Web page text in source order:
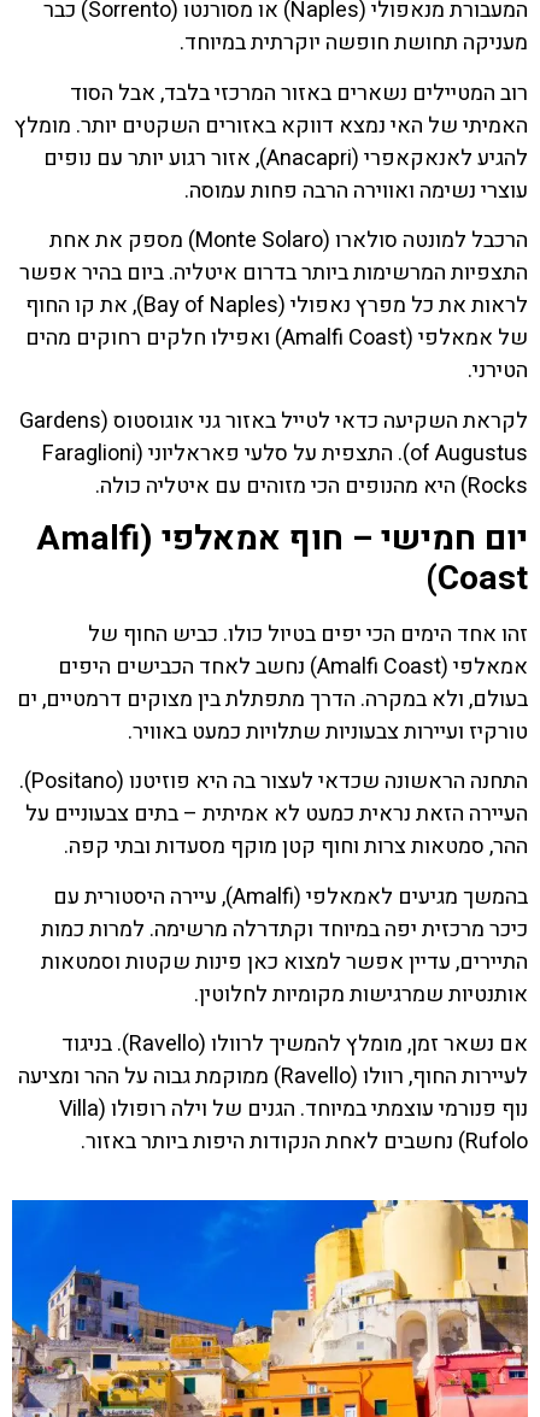
המעבורת מנאפולי (Naples) או מסורנטו (Sorrento) כבר
מעניקה תחושת חופשה יוקרתית במיוחד.
רוב המטיילים נשארים באזור המרכזי בלבד, אבל הסוד
האמיתי של האי נמצא דווקא באזורים השקטים יותר. מומלץ
להגיע לאנאקאפרי (Anacapri), אזור רגוע יותר עם נופים
עוצרי נשימה ואווירה הרבה פחות עמוסה.
הרכבל למונטה סולארו (Monte Solaro) מספק את אחת
התצפיות המרשימות ביותר בדרום איטליה. ביום בהיר אפשר
לראות את כל מפרץ נאפולי (Bay of Naples), את קו החוף
של אמאלפי (Amalfi Coast) ואפילו חלקים רחוקים מהים
הטירני.
לקראת השקיעה כדאי לטייל באזור גני אוגוסטוס (Gardens
of Augustus). התצפית על סלעי פאראליוני (Faraglioni
Rocks) היא מהנופים הכי מזוהים עם איטליה כולה.
יום חמישי – חוף אמאלפי (Amalfi
Coast)
זהו אחד הימים הכי יפים בטיול כולו. כביש החוף של
אמאלפי (Amalfi Coast) נחשב לאחד הכבישים היפים
בעולם, ולא במקרה. הדרך מתפתלת בין מצוקים דרמטיים, ים
טורקיז ועיירות צבעוניות שתלויות כמעט באוויר.
התחנה הראשונה שכדאי לעצור בה היא פוזיטנו (Positano).
העיירה הזאת נראית כמעט לא אמיתית – בתים צבעוניים על
ההר, סמטאות צרות וחוף קטן מוקף מסעדות ובתי קפה.
בהמשך מגיעים לאמאלפי (Amalfi), עיירה היסטורית עם
כיכר מרכזית יפה במיוחד וקתדרלה מרשימה. למרות כמות
התיירים, עדיין אפשר למצוא כאן פינות שקטות וסמטאות
אותנטיות שמרגישות מקומיות לחלוטין.
אם נשאר זמן, מומלץ להמשיך לרוולו (Ravello). בניגוד
לעיירות החוף, רוולו (Ravello) ממוקמת גבוה על ההר ומציעה
נוף פנורמי עוצמתי במיוחד. הגנים של וילה רופולו (Villa
Rufolo) נחשבים לאחת הנקודות היפות ביותר באזור.